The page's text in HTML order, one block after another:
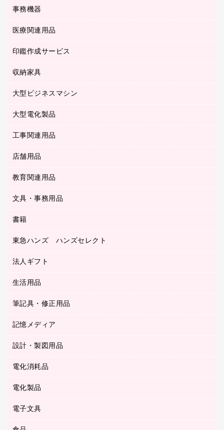
帳簿
慶弔用品
ネットワーク／ＬＡＮアクセサリー
パソコンバッグ／収納用品
パソコン周辺機器
各種ケーブル
ＨＤＤ／ＳＳＤ
ＯＡフィルター
ＵＳＢハブ／ＵＳＢアクセサリー
コピー機
デジタルカメラ
ファクシミリ
レーザープリンタ／複合機
電話機
その他ファイル
カードケース
クリヤーブック（固定式）
クリヤーブック（差替式）
パイプ式ファイル
ファイルボックス
リングファイル
レターファイル
持ち出しファイル
板目表紙・綴込表紙
２穴リフィル・２穴インデックス
３０穴リフィル・３０穴インデックス
事務機器
シュレッダ
タイムカード
ラミネータ
ラミネートフィルム
ＯＨＰ用品
医療関連用品
介護用品
使い捨て手袋
医療関連用品
感染症対策用品
印鑑作成サービス
印鑑作成サービス
収納家具
その他収納
ロッカー・下駄箱
金庫
大型ビジネスマシン
プリンタ
大型電化製品
テレビ・ＡＶ機器
冷蔵庫・キッチン・調理家電
工事関連用品
屋外用品
工事関連用品
店舗用品
カウンター／お会計用品
サイン・看板用品
レジ・ポリ袋
店舗運営用品
ＰＯＰ用品
教育関連用品
教育関連用品
文具・事務用品
その他文具
クリップ
スティックのり
スプレーのり クリーナー
セロハンテープ
デスクトレー
デスクマット
書籍
パソコンソフト
東急ハンズ ハンズセレクト
東急ハンズ
法人ギフト
カウネットギフト
カウネットギフト（食品・飲料）
カウネットギフト
生活用品
その他雑貨
キッチン用品
スポーツ・レジャー用品
スリッパ・サンダル・シューズ
ティッシュペーパー
トイレットペーパー
筆記具・修正用品
シャープペンシル
シャープペンシル用替芯
ボールペン用替芯
ボールペン（ゲルインク）
記憶メディア
ブルーレイディスク
メディア収納用品
ＣＤ－ＲＷ
ＤＶＤ
設計・製図用品
設計・製図用品
電化消耗品
アルバム
デスクライト
電化製品
その他電化製品
キッチン・調理家電
電子文具